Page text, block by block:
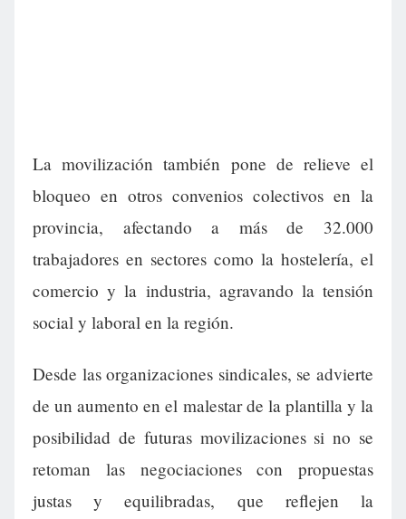
La movilización también pone de relieve el
bloqueo en otros convenios colectivos en la
provincia, afectando a más de 32.000
trabajadores en sectores como la hostelería, el
comercio y la industria, agravando la tensión
social y laboral en la región.
Desde las organizaciones sindicales, se advierte
de un aumento en el malestar de la plantilla y la
posibilidad de futuras movilizaciones si no se
retoman las negociaciones con propuestas
justas y equilibradas, que reflejen la